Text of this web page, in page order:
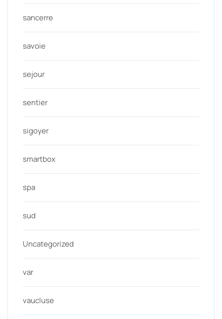
sancerre
savoie
sejour
sentier
sigoyer
smartbox
spa
sud
Uncategorized
var
vaucluse